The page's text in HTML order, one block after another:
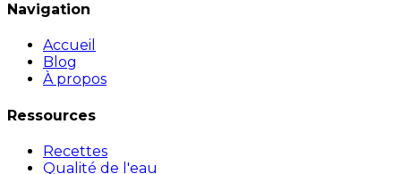
Navigation
Accueil
Blog
À propos
Ressources
Recettes
Qualité de l'eau